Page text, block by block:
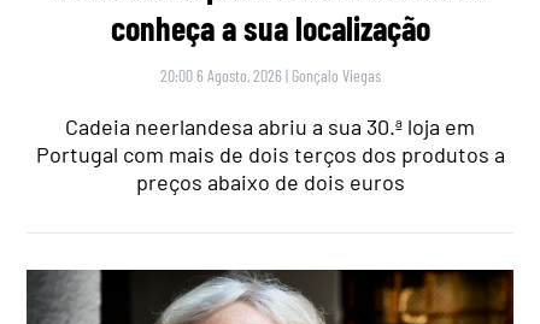
conheça a sua localização
20:00 6 Agosto, 2026 | Gonçalo Viegas
Cadeia neerlandesa abriu a sua 30.ª loja em
Portugal com mais de dois terços dos produtos a
preços abaixo de dois euros